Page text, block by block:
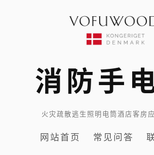
消防手
火灾疏散逃生照明电筒酒店客房
网站首页 常见问答